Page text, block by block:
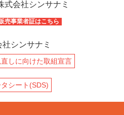
売事業者証はこちら
しに向けた取組宣言
シート(SDS)